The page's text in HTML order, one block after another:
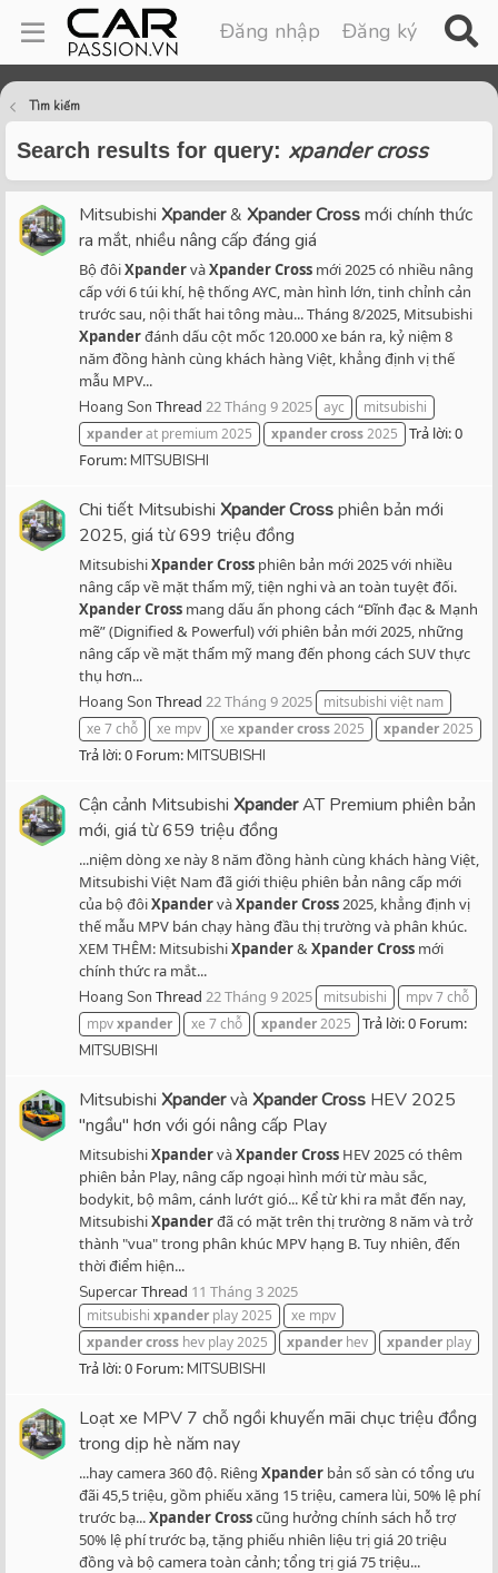
Đăng nhập Đăng ký
Tìm kiếm
Search results for query: xpander cross
Mitsubishi Xpander& XpanderCrossmới chính thức
ra mắt, nhiều nâng cấp đáng giá
Bộ đôiXpandervàXpanderCross mới 2025 có nhiều nâng
cấp với 6 túi khí, hệ thống AYC, màn hình lớn, tinh chỉnh cản
trước sau, nội thất hai tông màu... Tháng 8/2025, Mitsubishi
Xpanderđánh dấu cột mốc 120.000 xe bán ra, kỷ niệm 8
năm đồng hành cùng khách hàng Việt, khẳng định vị thế
mẫu MPV...
Hoang Son Thread 22 Tháng 9 2025 ayc
mitsubishi
xpanderat premium 2025 xpandercross2025
Trả lời: 0
Forum:MITSUBISHI
Chi tiết Mitsubishi XpanderCrossphiên bản mới
2025, giá từ 699 triệu đồng
MitsubishiXpanderCross phiên bản mới 2025 với nhiều
nâng cấp về mặt thẩm mỹ, tiện nghi và an toàn tuyệt đối.
XpanderCross mang dấu ấn phong cách “Đĩnh đạc & Mạnh
mẽ” (Dignified & Powerful) với phiên bản mới 2025, những
nâng cấp về mặt thẩm mỹ mang đến phong cách SUV thực
thụ hơn...
Hoang Son Thread 22 Tháng 9 2025
mitsubishi việt nam
xe 7 chỗ
xe mpv xe xpandercross2025 xpander2025
Trả lời: 0 Forum:MITSUBISHI
Cận cảnh Mitsubishi XpanderAT Premium phiên bản
mới, giá từ 659 triệu đồng
...niệm dòng xe này 8 năm đồng hành cùng khách hàng Việt,
Mitsubishi Việt Nam đã giới thiệu phiên bản nâng cấp mới
của bộ đôiXpandervàXpanderCross2025, khẳng định vị
thế mẫu MPV bán chạy hàng đầu thị trường và phân khúc.
XEM THÊM: MitsubishiXpander& XpanderCross mới
chính thức ra mắt...
Hoang Son Thread 22 Tháng 9 2025 mitsubishi
mpv 7 chỗ
mpvxpander xe 7 chỗ xpander2025 Trả lời: 0 Forum:
MITSUBISHI
Mitsubishi Xpandervà XpanderCross HEV 2025
"ngầu" hơn với gói nâng cấp Play
MitsubishiXpandervàXpanderCross HEV 2025 có thêm
phiên bản Play, nâng cấp ngoại hình mới từ màu sắc,
bodykit, bộ mâm, cánh lướt gió... Kể từ khi ra mắt đến nay,
MitsubishiXpanderđã có mặt trên thị trường 8 năm và trở
thành "vua" trong phân khúc MPV hạng B. Tuy nhiên, đến
thời điểm hiện...
SupercarThread 11 Tháng 3 2025
mitsubishi xpander play 2025
xe mpv
xpandercross hev play 2025 xpander hev xpander play
Trả lời: 0 Forum:MITSUBISHI
Loạt xe MPV 7 chỗ ngồi khuyến mãi chục triệu đồng
trong dịp hè năm nay
...hay camera 360 độ. Riêng Xpander bản số sàn có tổng ưu
đãi 45,5 triệu, gồm phiếu xăng 15 triệu, camera lùi, 50% lệ phí
trước bạ...XpanderCrosscũng hưởng chính sách hỗ trợ
50% lệ phí trước bạ, tặng phiếu nhiên liệu trị giá 20 triệu
đồng và bộ camera toàn cảnh; tổng trị giá 75 triệu...